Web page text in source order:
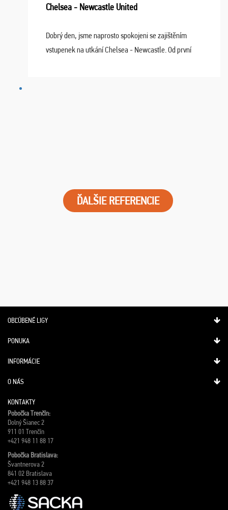
Chelsea - Newcastle United
Dobrý den, jsme naprosto spokojeni se zajištěním
vstupenek na utkání Chelsea - Newcastle. Od první
ĎALŠIE REFERENCIE
OBĽÚBENÉ LIGY
PONUKA
INFORMÁCIE
O NÁS
KONTAKTY
Pobočka Trenčín:
Dolný Šianec 2
911 01 Trenčín
+421 948 11 88 17
Pobočka Bratislava:
Švantnerova 2
841 02 Bratislava
+421 948 13 88 37